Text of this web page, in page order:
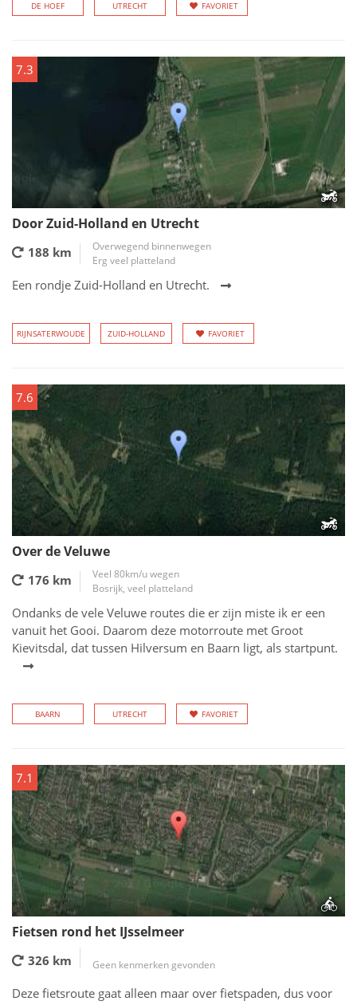
DE HOEF UTRECHT FAVORIET
7.3
Door Zuid-Holland en Utrecht
188 km
Overwegend binnenwegen
Erg veel platteland
Een rondje Zuid-Holland en Utrecht.
RIJNSATERWOUDE ZUID-HOLLAND FAVORIET
7.6
Over de Veluwe
176 km
Veel 80km/u wegen
Bosrijk, veel platteland
Ondanks de vele Veluwe routes die er zijn miste ik er een
vanuit het Gooi. Daarom deze motorroute met Groot
Kievitsdal, dat tussen Hilversum en Baarn ligt, als startpunt.
BAARN UTRECHT FAVORIET
7.1
Fietsen rond het IJsselmeer
326 km Geen kenmerken gevonden
Deze fietsroute gaat alleen maar over fietspaden, dus voor